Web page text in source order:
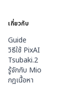
เกี่ยวกับ
Guide
วิธีใช้ PixAI
Tsubaki.2
รู้จักกับ Mio
กฎเนื้อหา